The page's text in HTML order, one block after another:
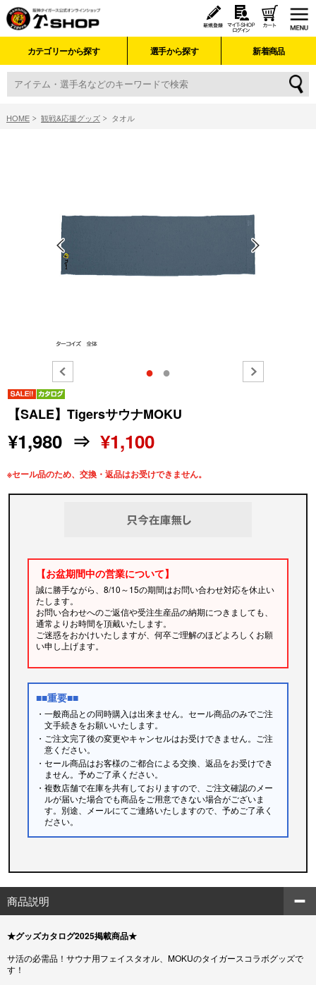
カテゴリーから探す 選手から探す 新着商品
HOME 観戦&応援グッズ タオル
● ●
【SALE】TigersサウナMOKU
¥1,980 ⇒¥1,100
※セール品のため、交換・返品はお受けできません。
【お盆期間中の営業について】
誠に勝手ながら、8/10～15の期間はお問い合わせ対応を休止い
たします。
お問い合わせへのご返信や受注生産品の納期につきましても、
通常よりお時間を頂戴いたします。
ご迷惑をおかけいたしますが、何卒ご理解のほどよろしくお願
い申し上げます。
■■重要■■
・一般商品との同時購入は出来ません。セール商品のみでご注
文手続きをお願いいたします。
・ご注文完了後の変更やキャンセルはお受けできません。ご注
意ください。
・セール商品はお客様のご都合による交換、返品をお受けでき
ません。予めご了承ください。
・複数店舗で在庫を共有しておりますので、ご注文確認のメー
ルが届いた場合でも商品をご用意できない場合がございま
す。別途、メールにてご連絡いたしますので、予めご了承く
ださい。
商品説明
★グッズカタログ2025掲載商品★
サ活の必需品！サウナ用フェイスタオル、MOKUのタイガースコラボグッズで
す！